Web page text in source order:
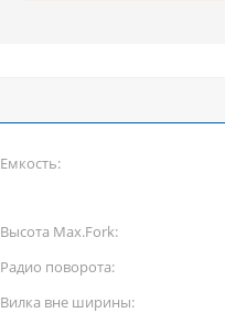
Емкость:
Высота Max.Fork:
Радио поворота:
Вилка вне ширины: